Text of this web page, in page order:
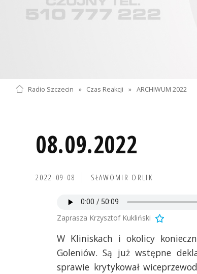
Radio Szczecin » Czas Reakcji » ARCHIWUM 2022
08.09.2022
2022-09-08 SŁAWOMIR ORLIK
Zaprasza Krzysztof Kukliński
W Kliniskach i okolicy
Goleniów. Są już wstępne
sprawie krytykował